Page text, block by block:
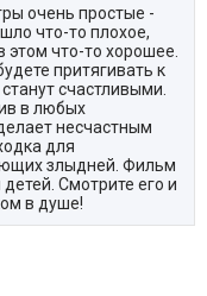
очень простые -
что-то плохое,
этом что-то хорошее.
притягивать к
счастливыми.
в любых
несчастным
для
злыдней. Фильм
Смотрите его и
в душе!